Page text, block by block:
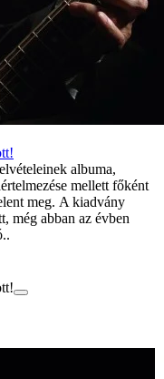
albuma,
mellett főként
meg. A kiadvány
még abban az évben